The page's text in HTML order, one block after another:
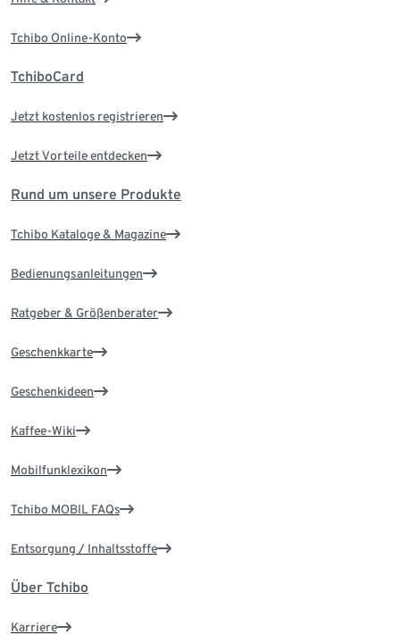
Tchibo Online-Konto
TchiboCard
Jetzt kostenlos registrieren
Jetzt Vorteile entdecken
Rund um unsere Produkte
Tchibo Kataloge & Magazine
Bedienungsanleitungen
Ratgeber & Größenberater
Geschenkkarte
Geschenkideen
Kaffee-Wiki
Mobilfunklexikon
Tchibo MOBIL FAQs
Entsorgung / Inhaltsstoffe
Über Tchibo
Karriere